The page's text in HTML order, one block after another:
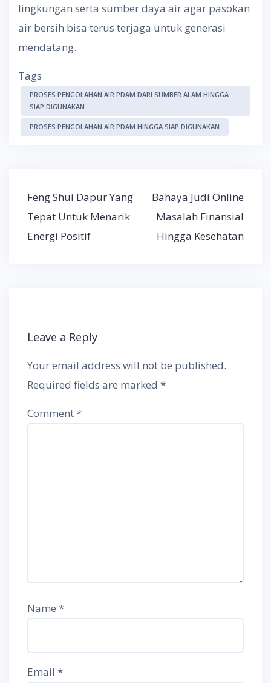
lingkungan serta sumber daya air agar pasokan
air bersih bisa terus terjaga untuk generasi
mendatang.
Tags
PROSES PENGOLAHAN AIR PDAM DARI SUMBER ALAM HINGGA
SIAP DIGUNAKAN
PROSES PENGOLAHAN AIR PDAM HINGGA SIAP DIGUNAKAN
Post
navigation
Feng Shui Dapur Yang
Tepat Untuk Menarik
Energi Positif
Bahaya Judi Online
Masalah Finansial
Hingga Kesehatan
Leave a Reply
Your email address will not be published.
Required fields are marked *
Comment*
Name *
Email *